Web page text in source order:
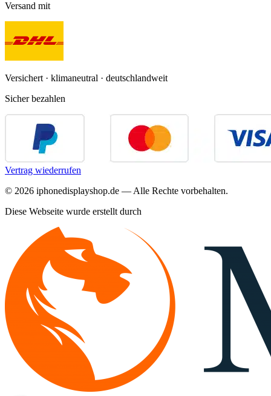
Versand mit
Versichert · klimaneutral · deutschlandweit
Sicher bezahlen
Vertrag wiederrufen
© 2026 iphonedisplayshop.de — Alle Rechte vorbehalten.
Diese Webseite wurde erstellt durch